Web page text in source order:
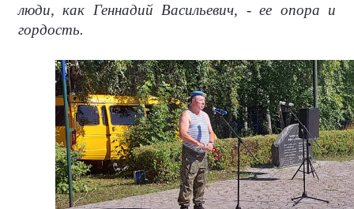
люди, как Геннадий Васильевич, - ее опора и
гордость.